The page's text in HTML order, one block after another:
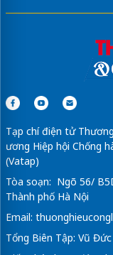
Tạp chí điện tử
ương Hiệp hội Chống
(Vatap)
Tòa soạn: Ngõ 56/
Thành phố Hà Nội
Email:
Tổng Biên Tập: Vũ